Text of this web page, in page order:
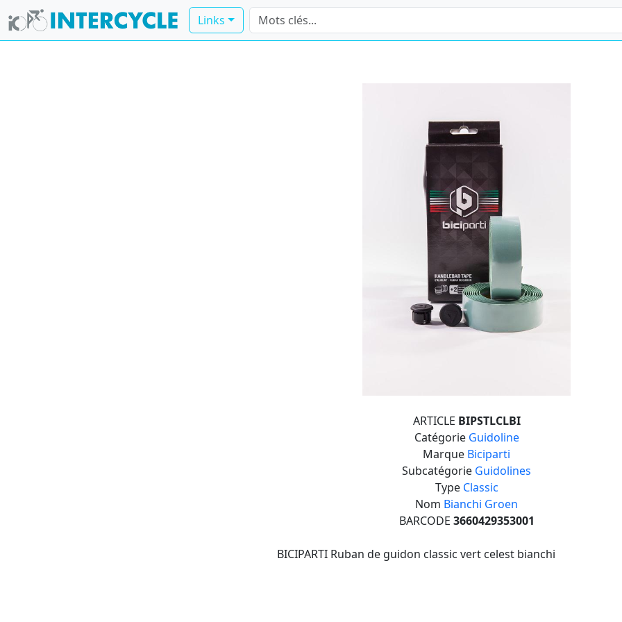
Links
ARTICLE BIPSTLCLBI
Catégorie Guidoline
Marque Biciparti
Subcatégorie Guidolines
Type Classic
Nom Bianchi Groen
BARCODE 3660429353001
BICIPARTI Ruban de guidon classic vert celest bianchi